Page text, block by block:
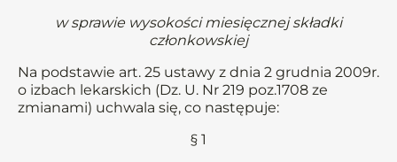
w sprawie wysokości miesięcznej składki
członkowskiej
Na podstawie art. 25 ustawy z dnia 2 grudnia 2009r.
o izbach lekarskich (Dz. U. Nr 219 poz.1708 ze
zmianami) uchwala się, co następuje:
§ 1